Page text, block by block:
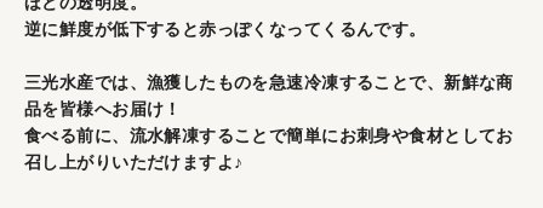
逆に鮮度が低下すると赤っぽくなってくるんです。
三光水産では、漁獲したものを急速冷凍することで、新鮮な商
品を皆様へお届け！
食べる前に、流水解凍することで簡単にお刺身や食材としてお
召し上がりいただけますよ♪